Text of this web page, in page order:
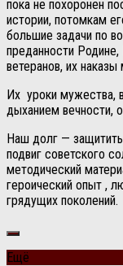
пока не похоронен
истории, потомкам
большие задачи по
преданности
ветеранов, их
Их уроки мужества,
дыханием вечности,
Наш долг —
подвиг советского
методический
героический опыт ,
грядущих поколений.
Ещё